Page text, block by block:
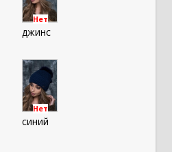
Нет
джинс
Нет
синий